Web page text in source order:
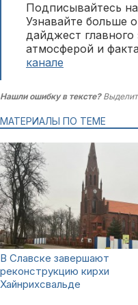
Подписывайтесь
Узнавайте больше
дайджест главного
атмосферой и
канале
Нашли ошибку в тексте?
МАТЕРИАЛЫ ПО ТЕМЕ
В Славске завершают
реконструкцию кирхи
Хайнрихсвальде